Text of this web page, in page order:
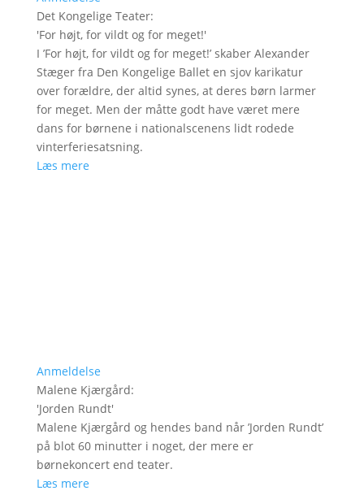
Det Kongelige Teater:
'For højt, for vildt og for meget!'
I ’For højt, for vildt og for meget!’ skaber Alexander
Stæger fra Den Kongelige Ballet en sjov karikatur
over forældre, der altid synes, at deres børn larmer
for meget. Men der måtte godt have været mere
dans for børnene i nationalscenens lidt rodede
vinterferiesatsning.
Læs mere
Anmeldelse
Malene Kjærgård:
'Jorden Rundt'
Malene Kjærgård og hendes band når ’Jorden Rundt’
på blot 60 minutter i noget, der mere er
børnekoncert end teater.
Læs mere